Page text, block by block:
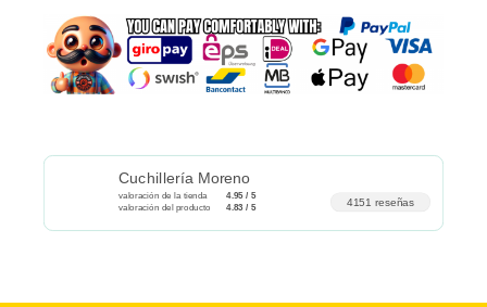
Cuchillería Moreno
valoración de la tienda 4.95 / 5
valoración del producto 4.83 / 5 4151 reseñas